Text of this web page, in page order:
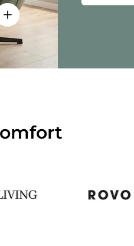
Einzelheiten anzeigen -